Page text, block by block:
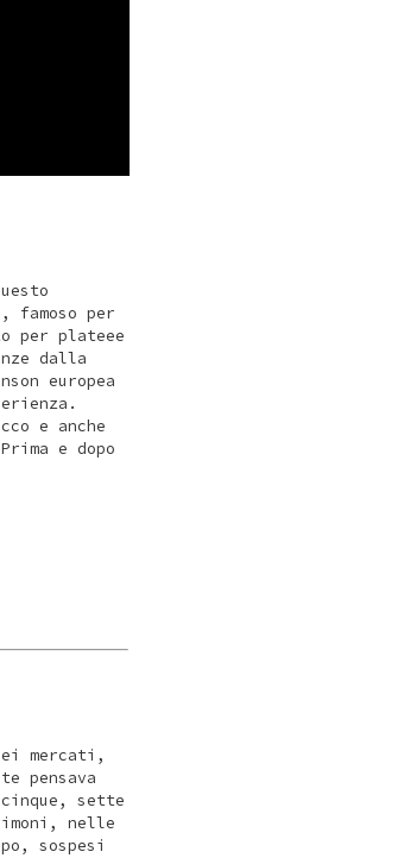
famoso per
per plateee
dalla
europea
e anche
e dopo
mercati,
pensava
sette
nelle
sospesi